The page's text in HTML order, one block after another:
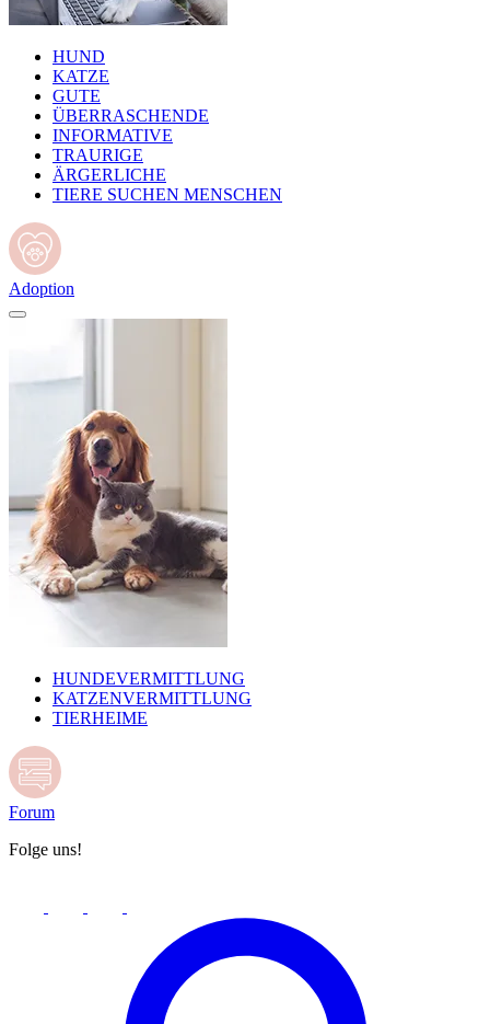
HUND
KATZE
GUTE
ÜBERRASCHENDE
INFORMATIVE
TRAURIGE
ÄRGERLICHE
TIERE SUCHEN MENSCHEN
Adoption
HUNDEVERMITTLUNG
KATZENVERMITTLUNG
TIERHEIME
Forum
Folge uns!